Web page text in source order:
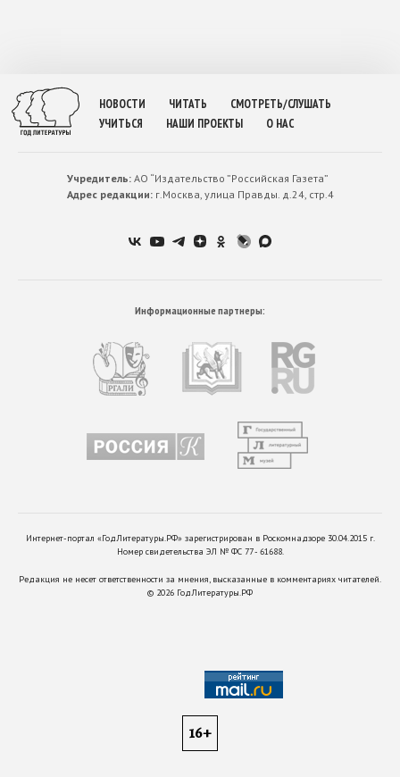
НОВОСТИ ЧИТАТЬ
СМОТРЕТЬ/СЛУШАТЬ
УЧИТЬСЯ
НАШИ ПРОЕКТЫ О НАС
Учредитель:АО “Издательство ”Российская Газета”
Адрес редакции:г.Москва, улица Правды. д.24, стр.4
Информационные партнеры:
Интернет-портал «ГодЛитературы.РФ» зарегистрирован в Роскомнадзоре 30.04.2015 г.
Номер свидетельства ЭЛ № ФС 77 - 61688.
Редакция не несет ответственности за мнения, высказанные в комментариях читателей.
© 2026 ГодЛитературы.РФ
16+